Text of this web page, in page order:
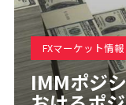
FXマーケット情報
IMMポジ